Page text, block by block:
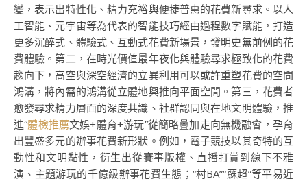
變，表示出特性化、精力充裕與便捷普惠的花費新尋求。以人
工智能、元宇宙等為代表的智能技巧經由過程數字賦能，打造
更多沉醉式、體驗式、互動式花費新場景，發明史無前例的花
費體驗。第二，在時光價值最年夜化與體驗尋求極致化的花費
趨向下，高空與深空經濟的立異利用可以或許重塑花費的空間
鴻溝，將內需的鴻溝從立體地輿推向平面空間。第三，花費者
愈發尋求精力層面的深度共識、社群認同與在地文明體驗，推
進“體檢推薦文娛+體育+游玩”從簡略疊加走向無機融會，孕育
出豐盛多元的辦事花費新形狀。例如，電子競技以其奇特的互
動性和文明黏性，衍生出從賽事版權、直播打賞到線下不雅
演、主題游玩的千億級辦事花費生態；“村BA”“蘇超”等平易近